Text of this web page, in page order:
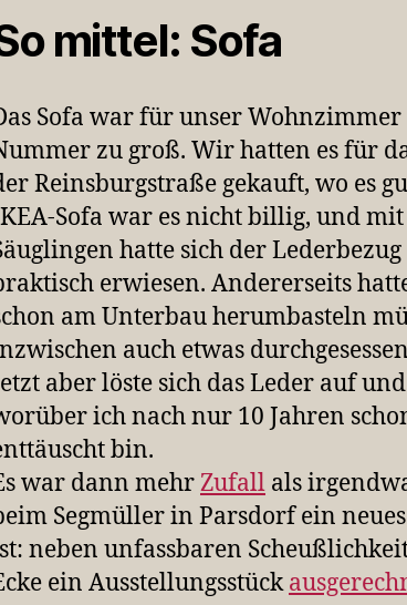
mittel: Sofa
Sofa war für unser
zu groß. Wir hatten es für
Reinsburgstraße gekauft, wo es
Sofa war es nicht billig, und
hatte sich der
erwiesen. Andererseits
am Unterbau herumbasteln
auch etwas
aber löste sich das Leder auf
ich nach nur 10 Jahren
bin.
war dann mehrZufall als
Segmüller in Parsdorf ein
neben unfassbaren
ein Ausstellungsstück